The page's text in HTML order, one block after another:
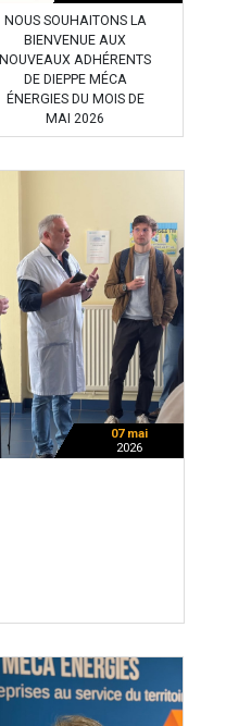
NOUS SOUHAITONS LA
BIENVENUE AUX
NOUVEAUX ADHÉRENTS
DE DIEPPE MÉCA
ÉNERGIES DU MOIS DE
MAI 2026
07 mai
2026